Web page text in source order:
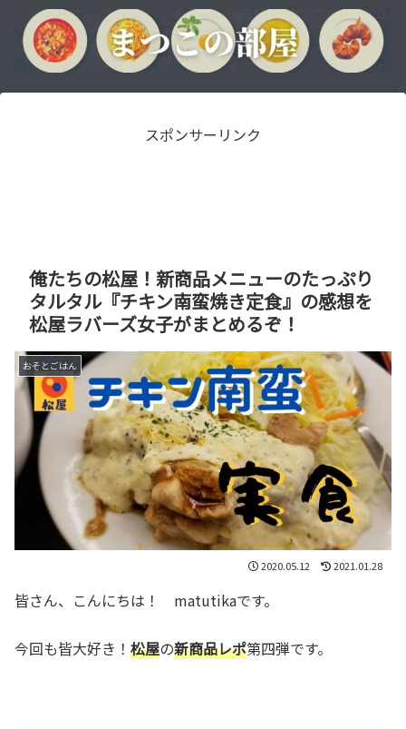
スポンサーリンク
俺たちの松屋！新商品メニューのたっぷり
タルタル『チキン南蛮焼き定食』の感想を
松屋ラバーズ女子がまとめるぞ！
おそとごはん
2020.05.12 2021.01.28
皆さん、こんにちは！ matutikaです。
今回も皆大好き！ 松屋の新商品レポ第四弾です。